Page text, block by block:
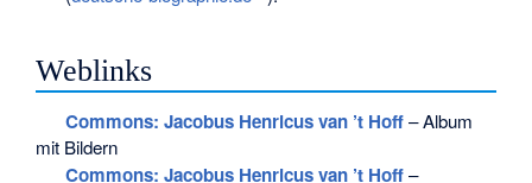
Weblinks
Commons: Jacobus Henricus van ’t Hoff– Album
mit Bildern
Commons: Jacobus Henricus van ’t Hoff–